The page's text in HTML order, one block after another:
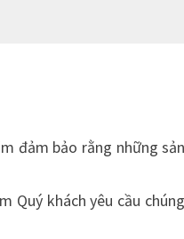
đảm bảo rằng những
Quý khách yêu cầu